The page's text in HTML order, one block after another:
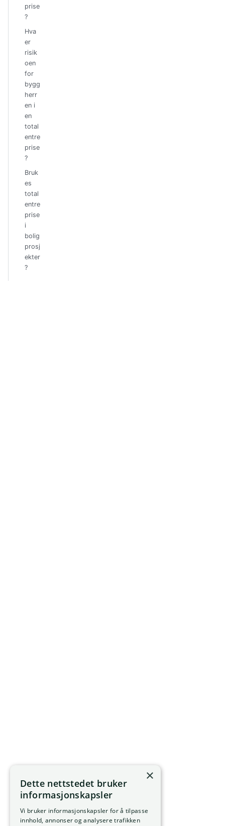
prise
?
Hva
er
risik
oen
for
bygg
herr
en i
en
total
entre
prise
?
Bruk
es
total
entre
prise
i
bolig
prosj
ekter
?
×
Dette nettstedet bruker
informasjonskapsler
Vi bruker informasjonskapsler for å tilpasse
innhold, annonser og analysere trafikken